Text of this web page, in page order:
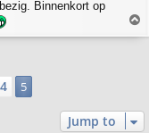
Binnenkort op
o
4 5
Jump to